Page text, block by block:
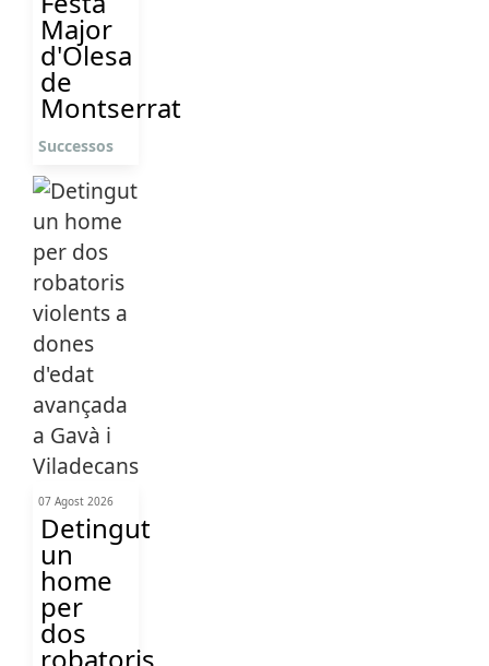
Major
d'Olesa
de
Montserrat
Successos
07 Agost 2026
Detingut
un
home
per
dos